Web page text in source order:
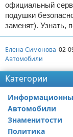
официальный
подушки
заменят). Узнать,
Елена Симонова 02-
Автомобили
Категории
Автомобили
Знаменитости
Политика